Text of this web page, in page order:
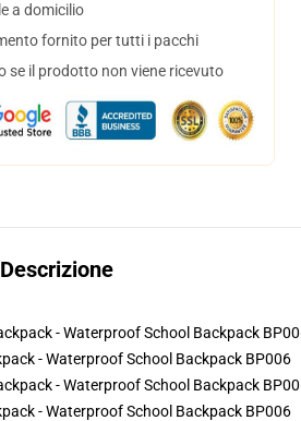
a domicilio
fornito per tutti i pacchi
se il prodotto non viene ricevuto
Descrizione
- Waterproof School Backpack BP006
- Waterproof School Backpack BP006